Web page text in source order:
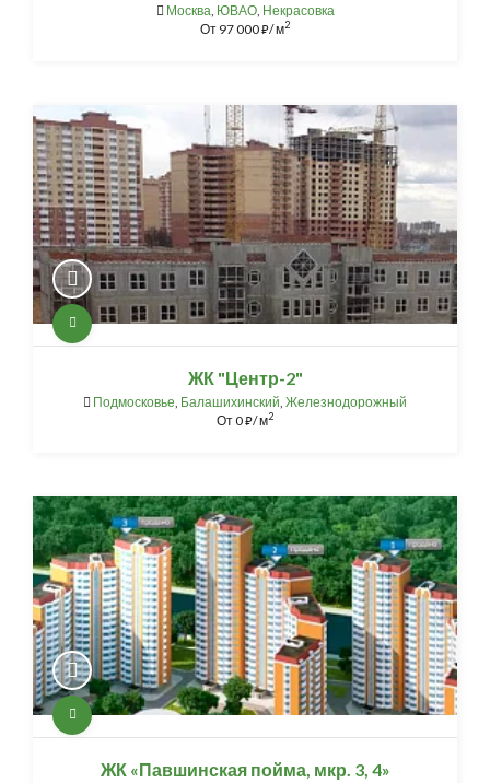
Москва ЮВАО, Некрасовка
От 97 000⃏/ м2
ЖК "Центр-2"
Подмосковье Балашихинский Железнодорожный
От0⃏/ м2
ЖК «Павшинская пойма, мкр. 3, 4»